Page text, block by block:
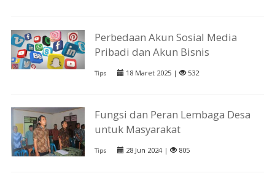
Perbedaan Akun Sosial Media
Pribadi dan Akun Bisnis
Tips 18 Maret 2025 | 532
Fungsi dan Peran Lembaga Desa
untuk Masyarakat
Tips 28 Jun 2024 | 805